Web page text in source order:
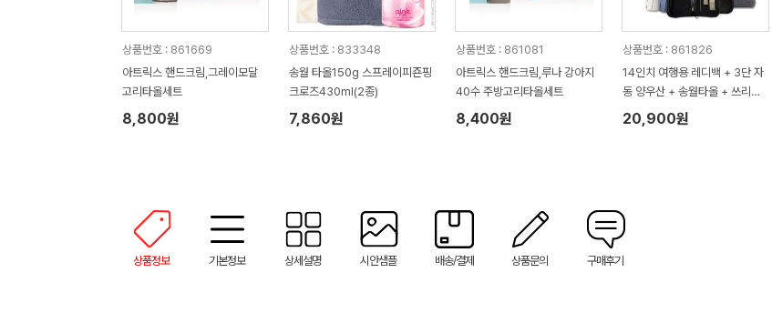
상품번호 : 861669
아트릭스 핸드크림,그레이모달
고리타올세트
8,800원
상품번호 : 833348
송월 타올150g 스프레이피죤핑
크로즈430ml(2종)
7,860원
상품번호 : 861081
아트릭스 핸드크림,루나 강아지
40수 주방고리타올세트
8,400원
상품번호 : 861826
14인치 여행용 레디백 + 3단 자
동 양우산 + 송월타올 + 쓰리세
븐 460KC 손톱깎이세트 선물세
트 레디백 선물세트
20,900원
상품정보 기본정보 상세설명 시안샘플 배송/결제 상품문의 구매후기